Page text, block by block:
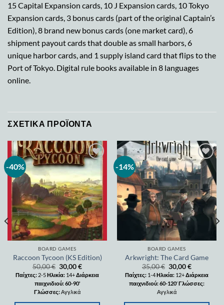
15 Capital Expansion cards, 10 J Expansion cards, 10 Tokyo
Expansion cards, 3 bonus cards (part of the original Captain’s
Edition), 8 brand new bonus cards (one market card), 6
shipment payout cards that double as small harbors, 6
unique harbor cards, and 1 supply island card that flips to the
Port of Tokyo. Digital rule books available in 8 languages
online.
ΣΧΕΤΙΚΆ ΠΡΟΪΌΝΤΑ
-40%
Add to
BOARD GAMES
Raccoon Tycoon (KS Edition)
50,00€ 30,00€
Παίχτες: 2-5Ηλικία: 14+Διάρκεια
παιχνιδιού: 60-90'
Γλώσσες:Αγγλικά
-14%
Add to
wishlist
BOARD GAMES
Arkwright: The Card Game
35,00€ 30,00€
Παίχτες: 1-4Ηλικία: 12+Διάρκεια
παιχνιδιού: 60-120′Γλώσσες:
Αγγλικά